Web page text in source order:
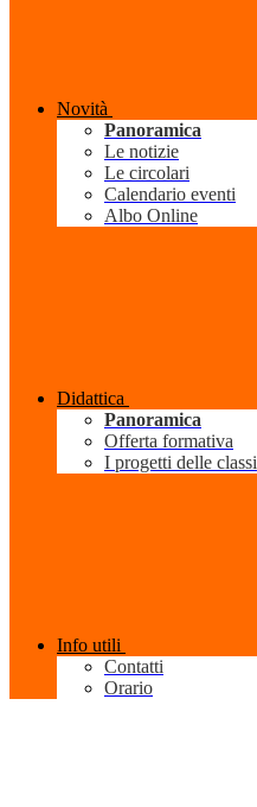
Novità
Panoramica
Le notizie
Le circolari
Calendario eventi
Albo Online
Didattica
Panoramica
Offerta formativa
I progetti delle classi
Info utili
Contatti
Orario